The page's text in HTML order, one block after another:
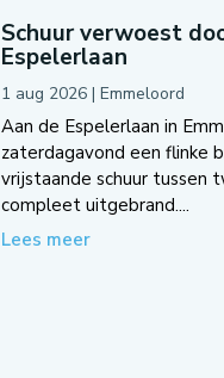
Schuur verwoest
Espelerlaan
1 aug 2026| Emmeloord
Aan de Espelerlaan in
zaterdagavond een flinke
vrijstaande schuur tussen
compleet uitgebrand....
Lees meer